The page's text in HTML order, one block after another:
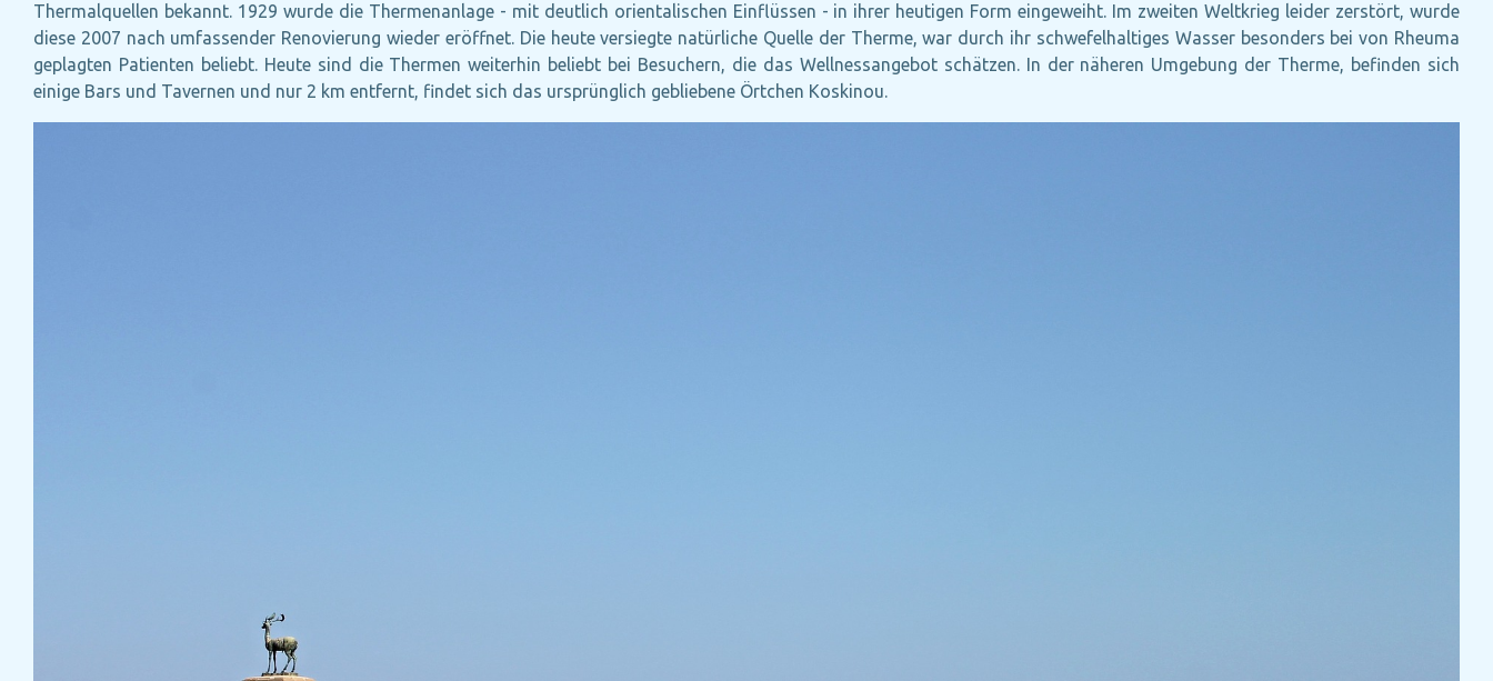
Thermalquellen bekannt. 1929 wurde die Thermenanlage - mit deutlich orientalischen Einflüssen - in ihrer heutigen Form eingeweiht. Im zweiten Weltkrieg leider zerstört, wurde
diese 2007 nach umfassender Renovierung wieder eröffnet. Die heute versiegte natürliche Quelle der Therme, war durch ihr schwefelhaltiges Wasser besonders bei von Rheuma
geplagten Patienten beliebt. Heute sind die Thermen weiterhin beliebt bei Besuchern, die das Wellnessangebot schätzen. In der näheren Umgebung der Therme, befinden sich
einige Bars und Tavernen und nur 2 km entfernt, findet sich das ursprünglich gebliebene Örtchen Koskinou.